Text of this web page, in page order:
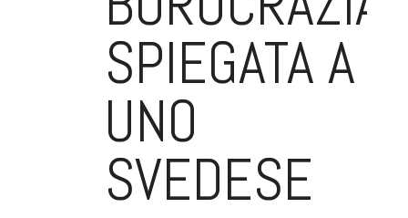
SPIEGATA A
UNO
SVEDESE